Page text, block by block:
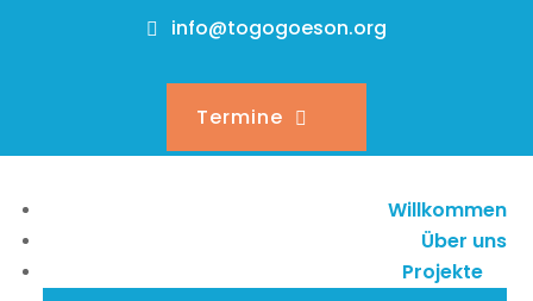
info@togogoeson.org
Termine
Willkommen
Über uns
Projekte